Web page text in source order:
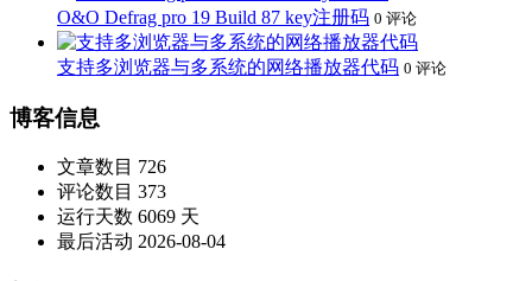
O&O Defrag pro 19 Build 87 key注册码 0 评论
支持多浏览器与多系统的网络播放器代码 0 评论
博客信息
文章数目 726
评论数目 373
运行天数 6069 天
最后活动 2026-08-04